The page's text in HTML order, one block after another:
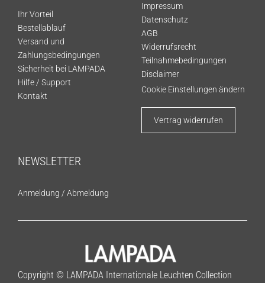
Ihr Vorteil
Bestellablauf
Versand und
Zahlungsbedingungen
Sicherheit bei LAMPADA
Hilfe / Support
Kontakt
Impressum
Datenschutz
AGB
Widerrufsrecht
Teilnahmebedingungen
Disclaimer
Cookie Einstellungen ändern
Vertrag widerrufen
NEWSLETTER
Anmeldung / Abmeldung
Copyright © LAMPADA Internationale Leuchten Collection